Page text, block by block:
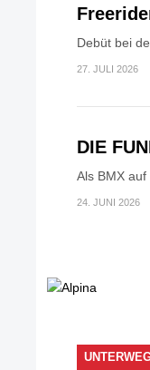
Debüt bei
27. JULI 2026
DIE
Als BMX
24. JUNI 2026